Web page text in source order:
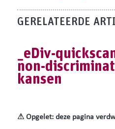
GERELATEERDE
_eDiv-
non-
kansen
⚠ Opgelet: deze pagina